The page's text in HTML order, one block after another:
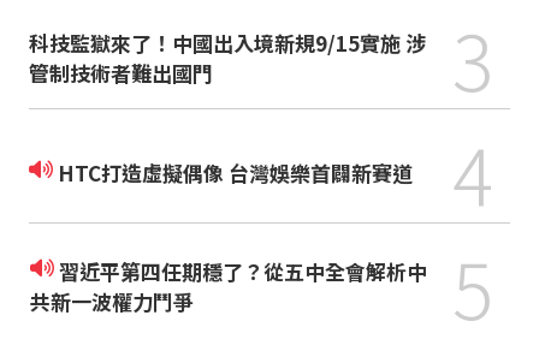
科技監獄來了！中國出入境新規9/15實施 涉
管制技術者難出國門
3
HTC打造虛擬偶像 台灣娛樂首闢新賽道 4
習近平第四任期穩了？從五中全會解析中
共新一波權力鬥爭
5